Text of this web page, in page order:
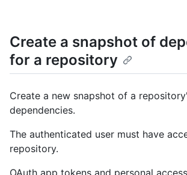
Create a snapshot of
for a repository
Create a new snapshot of a
dependencies.
The authenticated user must have
repository.